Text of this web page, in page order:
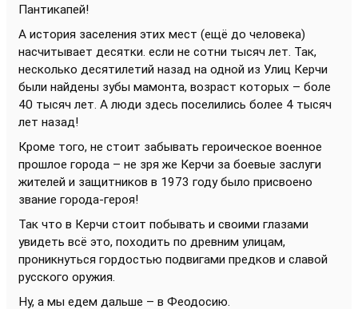
Пантикапей!
А история заселения этих мест (ещё до человека)
насчитывает десятки. если не сотни тысяч лет. Так,
несколько десятилетий назад на одной из Улиц Керчи
были найдены зубы мамонта, возраст которых – боле
40 тысяч лет. А люди здесь поселились более 4 тысяч
лет назад!
Кроме того, не стоит забывать героическое военное
прошлое города – не зря же Керчи за боевые заслуги
жителей и защитников в 1973 году было присвоено
звание города-героя!
Так что в Керчи стоит побывать и своими глазами
увидеть всё это, походить по древним улицам,
проникнуться гордостью подвигами предков и славой
русского оружия.
Ну, а мы едем дальше – в Феодосию.